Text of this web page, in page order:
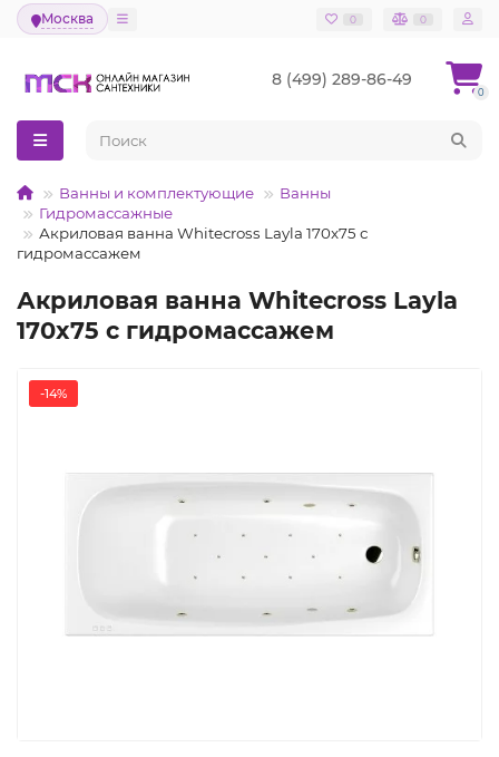
Москва 0 0
8 (499) 289-86-49
0
Ванны и комплектующие
Ванны
Гидромассажные
Акриловая ванна Whitecross Layla 170x75 с
гидромассажем
Акриловая ванна Whitecross Layla
170x75 с гидромассажем
-14%